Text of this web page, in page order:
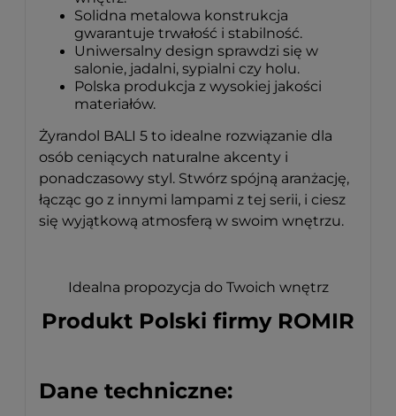
Solidna metalowa konstrukcja
gwarantuje trwałość i stabilność.
Uniwersalny design sprawdzi się w
salonie, jadalni, sypialni czy holu.
Polska produkcja z wysokiej jakości
materiałów.
Żyrandol BALI 5 to idealne rozwiązanie dla
osób ceniących naturalne akcenty i
ponadczasowy styl. Stwórz spójną aranżację,
łącząc go z innymi lampami z tej serii, i ciesz
się wyjątkową atmosferą w swoim wnętrzu.
Idealna propozycja do Twoich wnętrz
Produkt Polski firmy ROMIR
Dane techniczne: